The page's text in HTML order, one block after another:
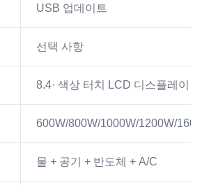
USB 업데이트
선택 사항
8.4· 색상 터치 LCD 디스플레이
600W/800W/1000W/1200W/
물 + 공기 + 반도체 + A/C